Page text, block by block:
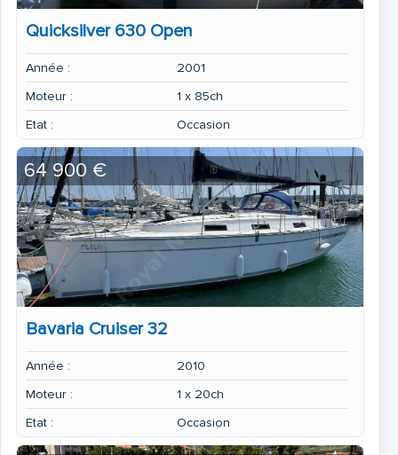
Quicksilver 630 Open
Année :
2001
Moteur :
1 x 85ch
Etat :
Occasion
Bavaria Cruiser 32
Année :
2010
Moteur :
1 x 20ch
Etat :
Occasion
64 900 €